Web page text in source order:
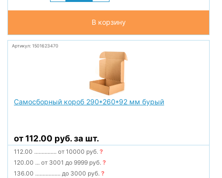
В корзину
Артикул: 1501623470
Самосборный короб 290*260*92 мм бурый
от 112.00 руб. за шт.
112.00 ............... от 10000 руб.?
120.00 ... от 3001 до 9999 руб.?
136.00 ................. до 3000 руб.?